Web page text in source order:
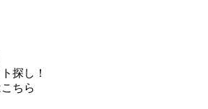
探し！
ちら